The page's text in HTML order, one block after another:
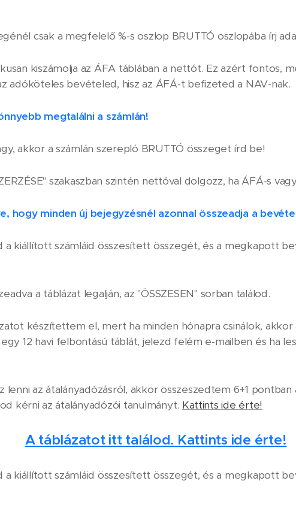
csak a megfelelő %-s oszlop BRUTTÓ oszlopába írj
kiszámolja az ÁFA táblában a nettót. Ez azért fontos,
adóköteles bevételed, hisz az ÁFÁ-t befizeted a NAV-nak.
megtalálni a számlán!
akkor a számlán szerepló BRUTTÓ összeget írd be!
szakaszban szintén nettóval dolgozz, ha ÁFÁ-s
hogy minden új bejegyzésnél azonnal összeadja a
a kiállított számláid összesített összegét, és a megkapott
a táblázat legalján, az "ÖSSZESEN" sorban találod.
készítettem el, mert ha minden hónapra csinálok, akkor
12 havi felbontású táblát, jelezd felém e-mailben és ha
lenni az átalányadózásról, akkor összeszedtem 6+1
kérni az átalányadózói tanulmányt. Kattints ide érte!
A táblázatot itt találod. Kattints ide érte!
a kiállított számláid összesített összegét, és a megkapott